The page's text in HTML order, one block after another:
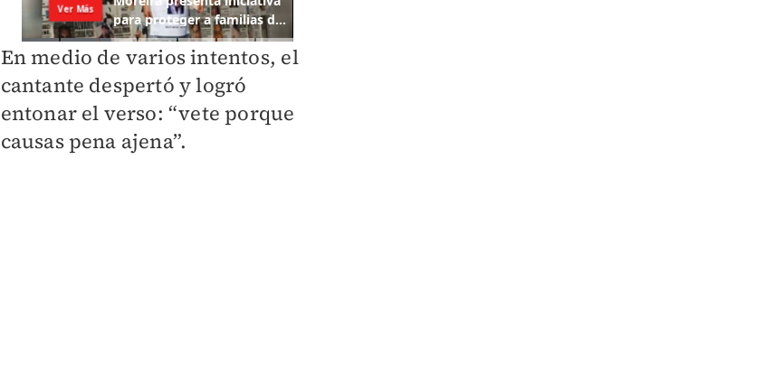
En medio de varios intentos, el
cantante despertó y logró
entonar el verso: “vete porque
causas pena ajena”.